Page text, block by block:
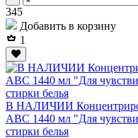
345Р
Добавить в корзину
1
В НАЛИЧИИ
АВС 1440 мл "Для
стирки белья